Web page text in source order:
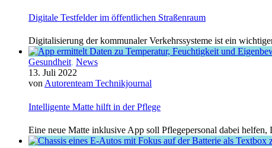
Digitale Testfelder im öffentlichen Straßenraum
Digitalisierung der kommunaler Verkehrssysteme ist ein
Gesundheit, News
13. Juli 2022
vonAutorenteam Technikjournal
Intelligente Matte hilft in der Pflege
Eine neue Matte inklusive App soll Pflegepersonal dabei